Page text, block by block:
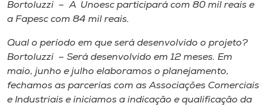
Bortoluzzi – A Unoesc participará com 80 mil reais e
a Fapesc com 84 mil reais.
Qual o período em que será desenvolvido o projeto?
Bortoluzzi – Será desenvolvido em 12 meses. Em
maio, junho e julho elaboramos o planejamento,
fechamos as parcerias com as Associações Comerciais
e Industriais e iniciamos a indicação e qualificação da